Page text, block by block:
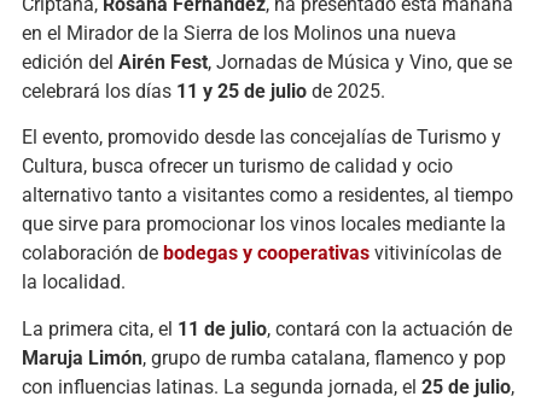
en el Mirador de la Sierra de los Molinos una nueva
edición del Airén Fest, Jornadas de Música y Vino, que se
celebrará los días11 y 25 de juliode 2025.
El evento, promovido desde las concejalías de Turismo y
Cultura, busca ofrecer un turismo de calidad y ocio
alternativo tanto a visitantes como a residentes, al tiempo
que sirve para promocionar los vinos locales mediante la
colaboración de bodegas y cooperativasvitivinícolas de
la localidad.
La primera cita, el 11 de julio, contará con la actuación de
Maruja Limón, grupo de rumba catalana, flamenco y pop
con influencias latinas. La segunda jornada, el 25 de julio,